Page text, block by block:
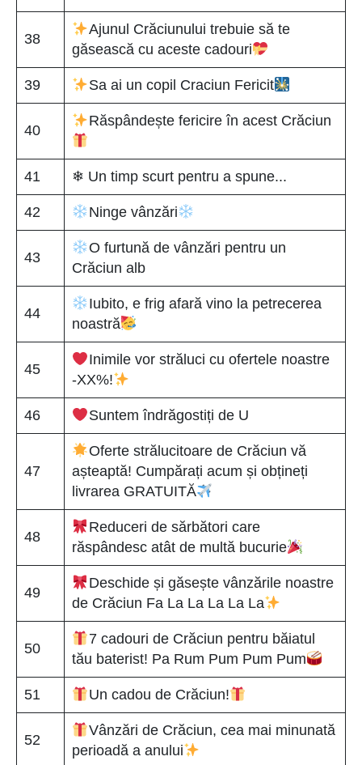
38
Ajunul Crăciunului trebuie să te
găsească cu aceste cadouri
39 Sa ai un copil Craciun Fericit
40
Răspândește fericire în acest Crăciun
41 ❄ Un timp scurt pentru a spune...
42 Ninge vânzări
43
O furtună de vânzări pentru un
Crăciun alb
44
Iubito, e frig afară vino la petrecerea
noastră
45
Inimile vor străluci cu ofertele noastre
-XX%!
46 Suntem îndrăgostiți de U
47
Oferte strălucitoare de Crăciun vă
așteaptă! Cumpărați acum și obțineți
livrarea GRATUITĂ
48
Reduceri de sărbători care
răspândesc atât de multă bucurie
49
Deschide și găsește vânzările noastre
de Crăciun Fa La La La La La
50
7 cadouri de Crăciun pentru băiatul
tău baterist! Pa Rum Pum Pum Pum
51 Un cadou de Crăciun!
52
Vânzări de Crăciun, cea mai minunată
perioadă a anului